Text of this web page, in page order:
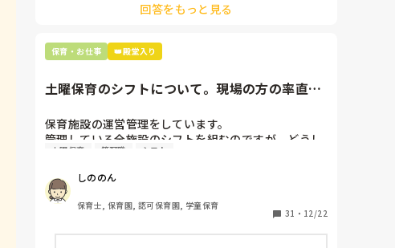
正直苦しい。
辞めることは逃げ、と、過去辞めた人も何年も言われ
続けています
回答をもっと見る
保育・お仕事 👑殿堂入り
土曜保育のシフトについて。現場の方の率直な
保育施設の運営管理をしています。
管理している全施設のシフトを組むのですが、どうし
ても土曜保育だけは入れる方が少なく、いつも苦労し
応募の段階では皆、月1〜2回の土曜出勤があることに
同意して入職しているはずですが、いざ勤務が始まる
と一日も土曜出勤が出来ない方ばかりです。
土曜保育 管理職 シフト
しののん
保育士, 保育園, 認可保育園, 学童保育
31 ・ 12/22